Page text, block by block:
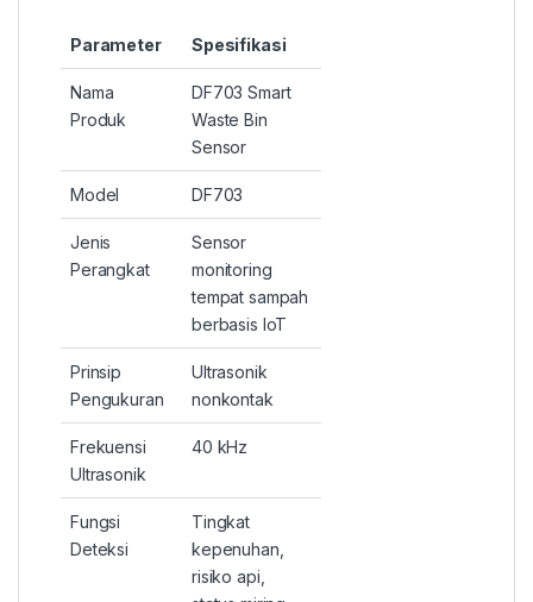
Parameter Spesifikasi
Nama
Produk
DF703 Smart
Waste Bin
Sensor
Model DF703
Jenis
Perangkat
Sensor
monitoring
tempat sampah
berbasis IoT
Prinsip
Pengukuran
Ultrasonik
nonkontak
Frekuensi
Ultrasonik
40 kHz
Fungsi
Deteksi
Tingkat
kepenuhan,
risiko api,